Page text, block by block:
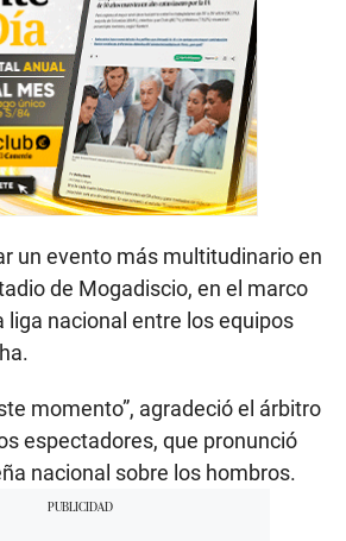
un evento más multitudinario en
de Mogadiscio, en el marco
liga nacional entre los equipos
momento”, agradeció el árbitro
espectadores, que pronunció
nacional sobre los hombros.